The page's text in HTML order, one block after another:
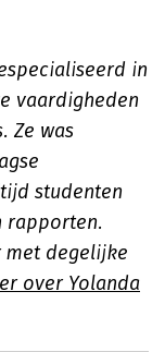
in
vaardigheden
Ze was
studenten
rapporten.
met degelijke
over Yolanda